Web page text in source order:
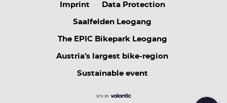
Imprint Data Protection
Saalfelden Leogang
The EPIC Bikepark Leogang
Austria's largest bike-region
Sustainable event